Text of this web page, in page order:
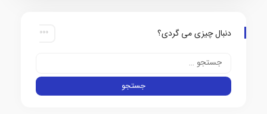
دنبال چیزی می گردی؟